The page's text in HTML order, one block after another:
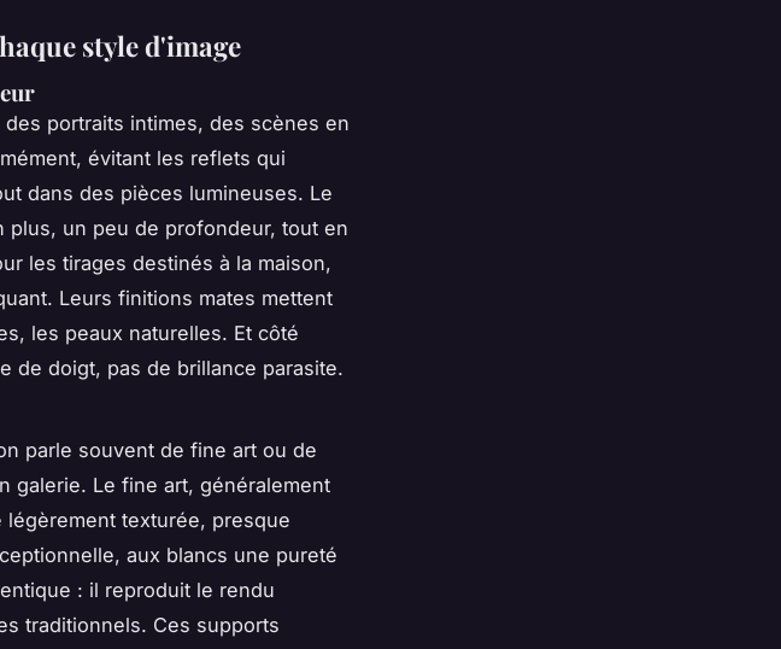
style d'image
des portraits intimes, des scènes en
évitant les reflets qui
dans des pièces lumineuses. Le
plus, un peu de profondeur, tout en
les tirages destinés à la maison,
Leurs finitions mates mettent
les peaux naturelles. Et côté
de doigt, pas de brillance parasite.
parle souvent de fine art ou de
galerie. Le fine art, généralement
texturée, presque
aux blancs une pureté
: il reproduit le rendu
traditionnels. Ces supports